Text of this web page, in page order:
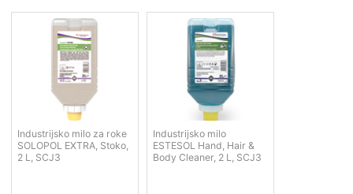
Industrijsko milo za roke
SOLOPOL EXTRA, Stoko,
2 L, SCJ3
Industrijsko milo
ESTESOL Hand, Hair &
Body Cleaner, 2 L, SCJ3